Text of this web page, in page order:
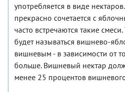
употребляется в виде
прекрасно сочетается с
часто встречаются такие
будет называться вишнево-
вишневым - в зависимости от
больше. Вишневый нектар
менее 25 процентов